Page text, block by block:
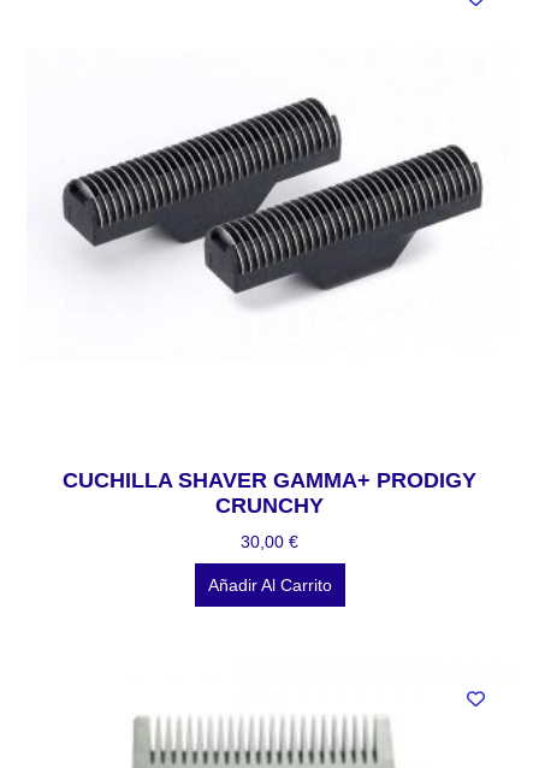
CUCHILLA SHAVER GAMMA+ PRODIGY
CRUNCHY
30,00 €
Añadir Al Carrito